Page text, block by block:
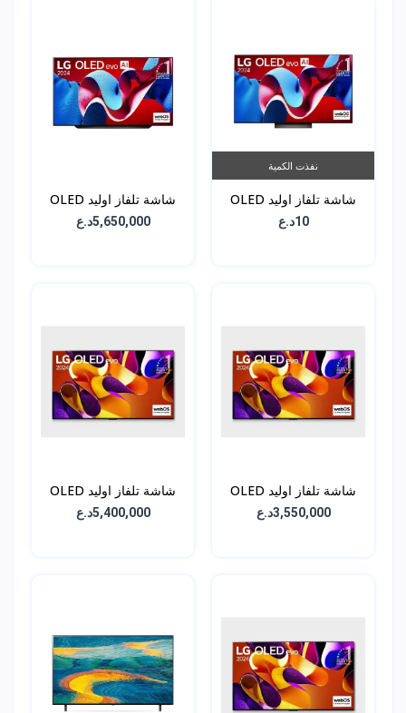
نفذت الكمية
شاشة تلفاز اوليد OLED
10د.ع
شاشة تلفاز اوليد OLED
C4 - حجم 83 انش -5,650,000د.ع
شاشة تلفاز اوليد OLED
G4 - حجم 65 انش -3,550,000د.ع
شاشة تلفاز اوليد OLED
G4 - حجم 77 انش -5,400,000د.ع